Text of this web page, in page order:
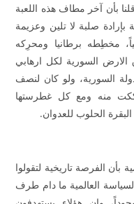
بأن آخر مطاف هذه اللعبة
صلبة لا تلين وعزيمة
مخطِطه برطانيا ومحرِكه
الارض السورية لكل ارهابي
السورية، ولو كان لنصف
منه ومع كل غطرستها
البقرة الحلوب للعدوان.
بأن الفرصة تاريخية لتقولوا
العالمية ما دام طرف